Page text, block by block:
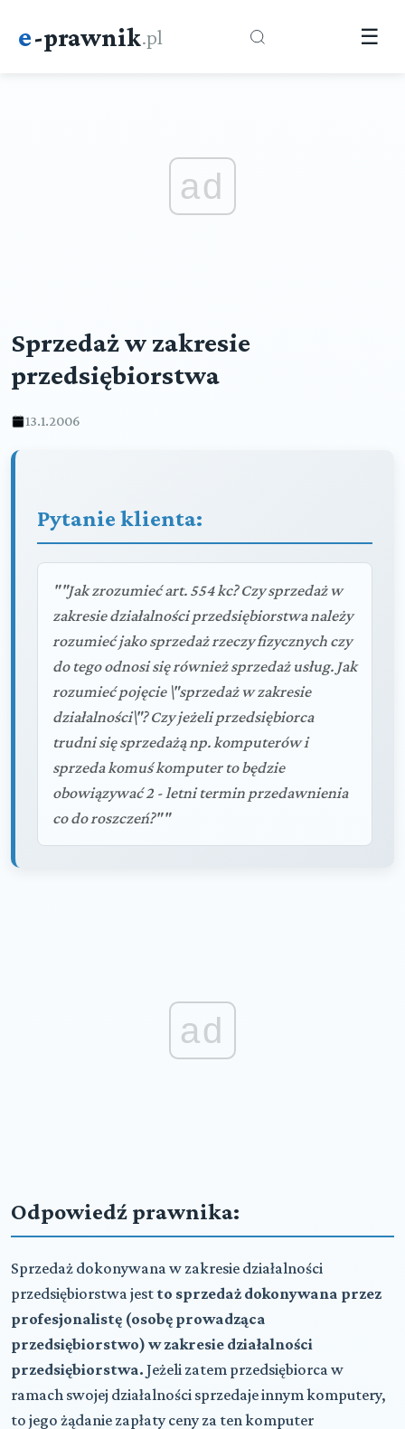
e-prawnik.pl ☰
ad
Sprzedaż w zakresie
przedsiębiorstwa
13.1.2006
Pytanie klienta:
""Jak zrozumieć art. 554 kc? Czy sprzedaż w
zakresie działalności przedsiębiorstwa należy
rozumieć jako sprzedaż rzeczy fizycznych czy
do tego odnosi się również sprzedaż usług. Jak
rozumieć pojęcie \"sprzedaż w zakresie
działalności\"? Czy jeżeli przedsiębiorca
trudni się sprzedażą np. komputerów i
sprzeda komuś komputer to będzie
obowiązywać 2 - letni termin przedawnienia
co do roszczeń?""
ad
Odpowiedź prawnika:
Sprzedaż dokonywana w zakresie działalności
przedsiębiorstwa jest to sprzedaż dokonywana przez
profesjonalistę (osobę prowadząca
przedsiębiorstwo) w zakresie działalności
przedsiębiorstwa. Jeżeli zatem przedsiębiorca w
ramach swojej działalności sprzedaje innym komputery,
to jego żądanie zapłaty ceny za ten komputer